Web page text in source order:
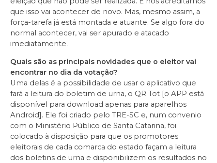
que isso vai acontecer de novo. Mas, mesmo assim, a
força-tarefa já está montada e atuante. Se algo fora do
normal acontecer, vai ser apurado e atacado
imediatamente.
Quais são as principais novidades que o eleitor vai
encontrar no dia da votação?
Uma delas é a possibilidade de usar o aplicativo que
fará a leitura do boletim de urna, o QR Tot [o APP está
disponível para download apenas para aparelhos
Android]. Ele foi criado pelo TRE-SC e, num convenio
com o Ministério Público de Santa Catarina, foi
colocado à disposição para que os promotores
eleitorais de cada comarca do estado façam a leitura
dos boletins de urna e disponibilizem os resultados no